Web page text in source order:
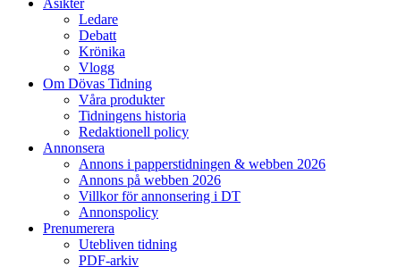
Åsikter
Ledare
Debatt
Krönika
Vlogg
Om Dövas Tidning
Våra produkter
Tidningens historia
Redaktionell policy
Annonsera
Annons i papperstidningen & webben 2026
Annons på webben 2026
Villkor för annonsering i DT
Annonspolicy
Prenumerera
Utebliven tidning
PDF-arkiv